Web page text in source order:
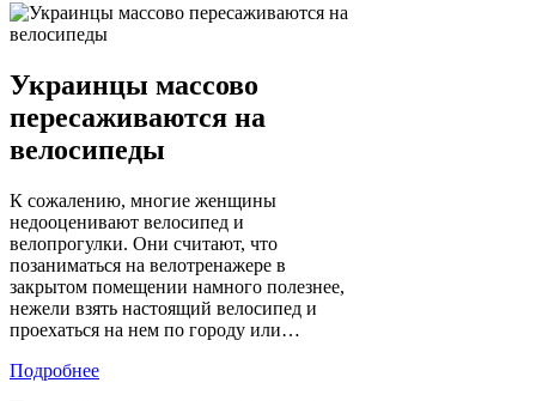
Украинцы массово
пересаживаются на
велосипеды
К сожалению, многие женщины
недооценивают велосипед и
велопрогулки. Они считают, что
позаниматься на велотренажере в
закрытом помещении намного полезнее,
нежели взять настоящий велосипед и
проехаться на нем по городу или…
Подробнее